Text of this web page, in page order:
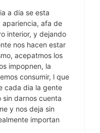
a dia se esta
apariencia, afa de
interior, y dejando
nos hacen estar
acepatmos los
impopnen, la
consumir, l que
cada dia la gente
sin darnos cuenta
y nos deja sin
importan